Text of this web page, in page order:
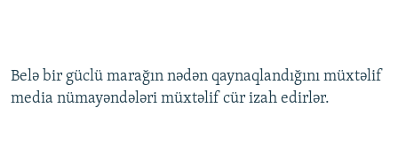
KARIKATURA
İSLAM VƏ DEMOKRATIYA
İZ - MƏDƏNIYYƏT PROQRAMI
PEŞƏ ETIKASI VƏ JURNALISTIKA STANDARTLARIMIZ
MATERIALLARIMIZDAN ISTIFADƏ
Belə bir güclü marağın nədən qaynaqlandığını müxtəlif
media nümayəndələri müxtəlif cür izah edirlər.